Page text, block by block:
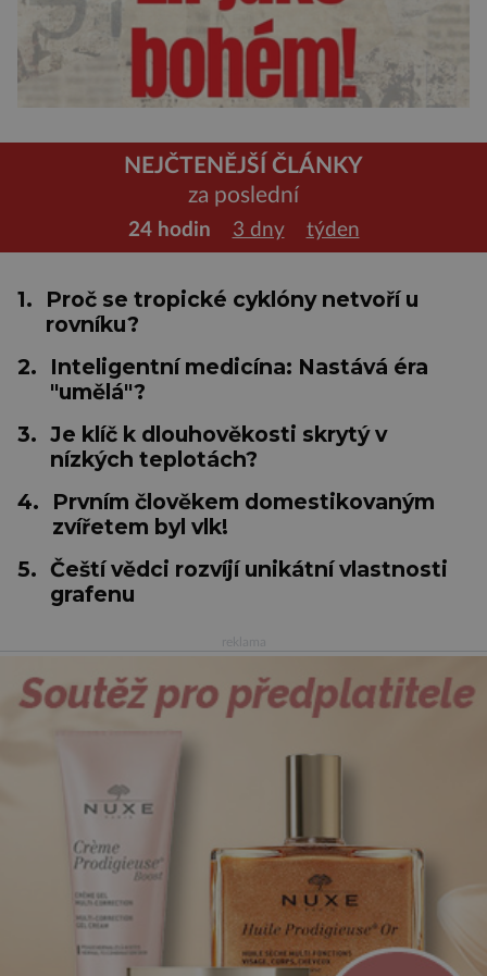
NEJČTENĚJŠÍ ČLÁNKY
za poslední
24 hodin 3 dny týden
1.
Proč se tropické cyklóny netvoří u
rovníku?
2.
Inteligentní medicína: Nastává éra
"umělá"?
3. Je klíč k dlouhověkosti skrytý v
nízkých teplotách?
4.
Prvním člověkem domestikovaným
zvířetem byl vlk!
5. Čeští vědci rozvíjí unikátní vlastnosti
grafenu